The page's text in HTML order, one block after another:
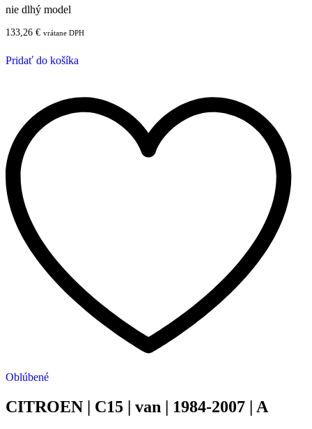
nie dlhý model
133,26 € vrátane DPH
Pridať do košíka
Oblúbené
CITROEN | C15 | van | 1984-2007 | A